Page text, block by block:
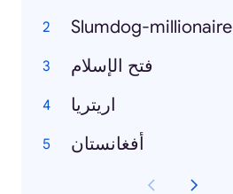
Slumdog-millionaire
فتح الإسلام
اريتريا
أفغانستان